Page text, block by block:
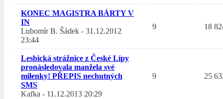
KONEC MAGISTRA BÁRTY V
IN
Lubomír B. Šádek - 31.12.2012
23:44
9 18
Lesbická strážnice z České Lípy
pronásledovala manžela své
milenky! PŘEPIS nechutných
SMS
Kafka - 11.12.2013 20:29
9 25